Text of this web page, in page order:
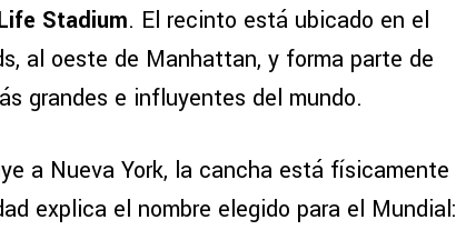
Stadium. El recinto está ubicado en el
al oeste de Manhattan, y forma parte de
grandes e influyentes del mundo.
a Nueva York, la cancha está físicamente
explica el nombre elegido para el Mundial: